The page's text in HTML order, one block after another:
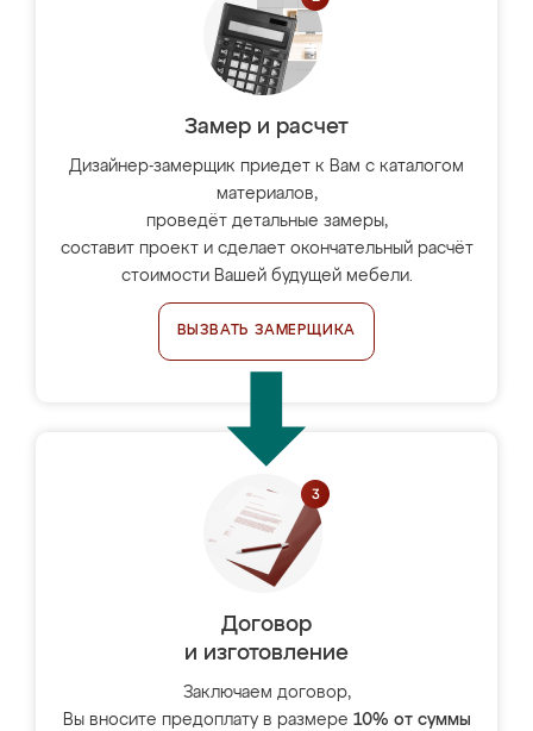
Замер и расчет
Дизайнер-замерщик приедет к Вам с каталогом
материалов,
проведёт детальные замеры,
составит проект и сделает окончательный расчёт
стоимости Вашей будущей мебели.
ВЫЗВАТЬ ЗАМЕРЩИКА
Договор
и изготовление
Заключаем договор,
Вы вносите предоплату в размере 10% от суммы